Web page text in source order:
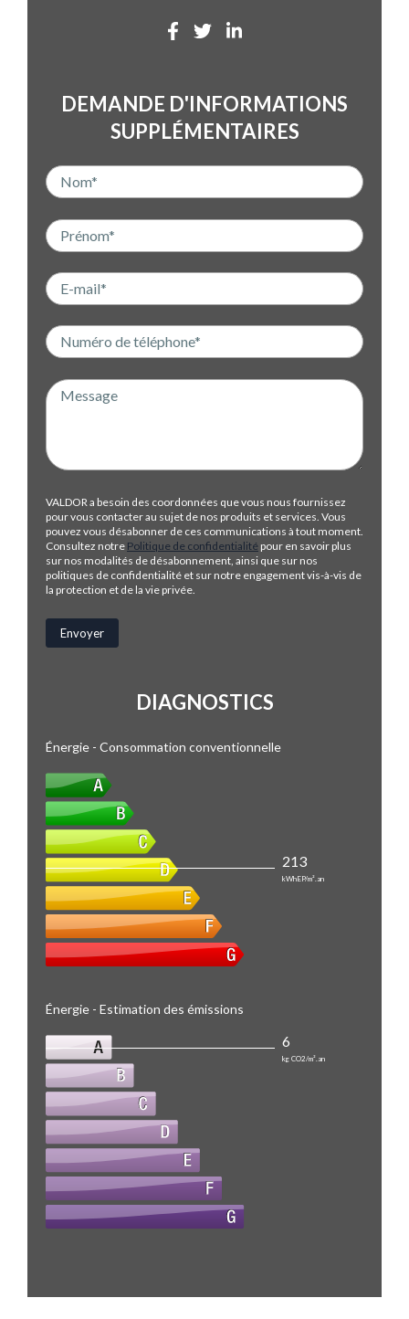
DEMANDE D'INFORMATIONS
SUPPLÉMENTAIRES
VALDOR a besoin des coordonnées que vous nous fournissez
pour vous contacter au sujet de nos produits et services. Vous
pouvez vous désabonner de ces communications à tout moment.
Consultez notre Politique de confidentialité pour en savoir plus
sur nos modalités de désabonnement, ainsi que sur nos
politiques de confidentialité et sur notre engagement vis-à-vis de
la protection et de la vie privée.
DIAGNOSTICS
Énergie - Consommation conventionnelle
213
kWhEP/m².an
Énergie - Estimation des émissions
6
kg CO2/m².an